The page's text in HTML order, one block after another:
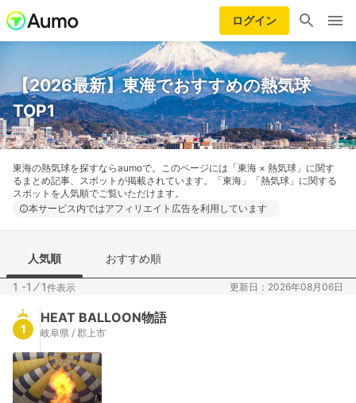
ログイン
【2026最新】東海でおすすめの熱気球
TOP1
東海の熱気球を探すならaumoで。このページには「東海 × 熱気球」に関す
るまとめ記事、スポットが掲載されています。「東海」「熱気球」に関する
スポットを人気順でご覧いただけます。
本サービス内ではアフィリエイト広告を利用しています
人気順 おすすめ順
1 -1 ⁄1件表示 更新日：2026年08月06日
1
HEAT BALLOON物語
岐阜県 / 郡上市